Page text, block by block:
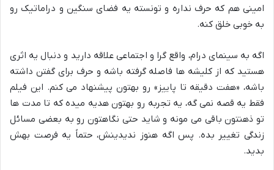
امینی هم که حرف نداره و تونسته یه فضای سنگین و دراماتیک رو
به خوبی خلق کنه.
اگه به سینمای درام، واقع گرا و اجتماعی علاقه دارید و دنبال یه اثری
هستید که از کلیشه ها فاصله گرفته باشه و حرف برای گفتن داشته
باشه، «هفت دقیقه تا پاییز» رو بهتون پیشنهاد می کنم. این فیلم
فقط یه قصه نمی گه، یه تجربه رو بهتون هدیه میده که تا مدت ها
تو ذهنتون باقی می مونه و شاید حتی نگاهتون رو به بعضی مسائل
زندگی تغییر بده. پس اگه هنوز ندیدینش، حتماً یه فرصت بهش
بدید.